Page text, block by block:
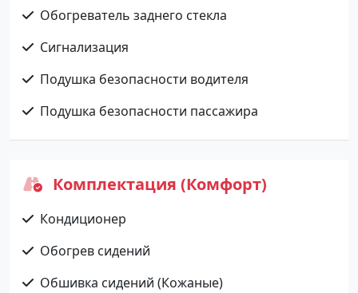
Обогреватель заднего стекла
Сигнализация
Подушка безопасности водителя
Подушка безопасности пассажира
Комплектация (Комфорт)
Кондиционер
Обогрев сидений
Обшивка сидений (Кожаные)